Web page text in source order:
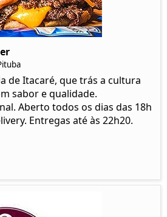
de Itacaré, que trás a cultura
sabor e qualidade.
Aberto todos os dias das 18h
Entregas até às 22h20.